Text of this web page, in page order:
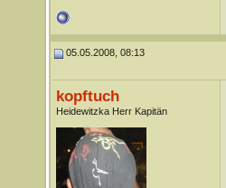
05.05.2008, 08:13
kopftuch
Heidewitzka Herr Kapitän